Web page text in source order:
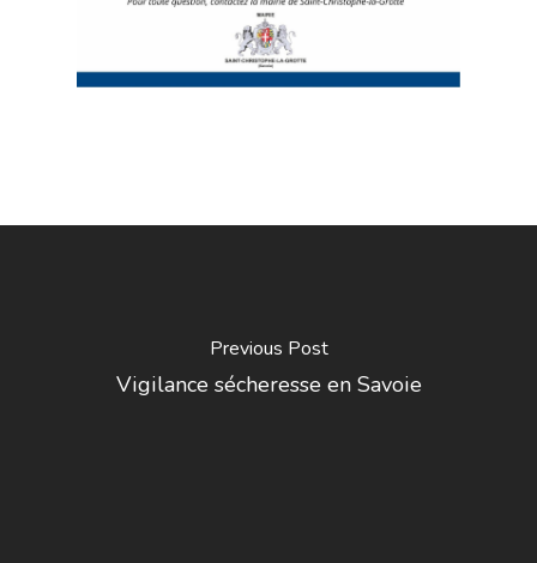
Previous Post
Vigilance sécheresse en Savoie